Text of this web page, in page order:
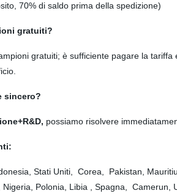
70% di saldo prima della spedizione)
gratuiti?
gratuiti; è sufficiente pagare la
sincero?
possiamo risolvere
Stati Uniti, Corea, Pakistan,
Nigeria, Polonia, Libia , Spagna,